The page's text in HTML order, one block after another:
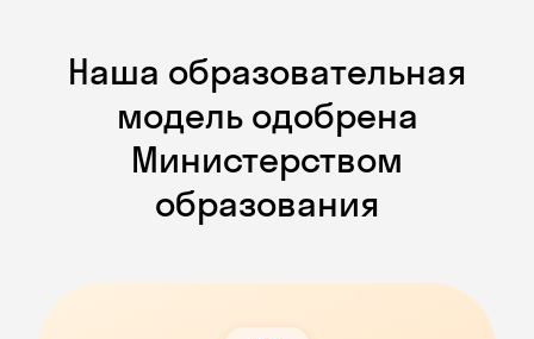
Наша образовательная
модель одобрена
Министерством
образования